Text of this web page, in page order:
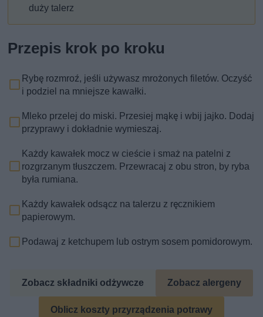
duży talerz
Przepis krok po kroku
Rybę rozmroź, jeśli używasz mrożonych filetów. Oczyść
i podziel na mniejsze kawałki.
Mleko przelej do miski. Przesiej mąkę i wbij jajko. Dodaj
przyprawy i dokładnie wymieszaj.
Każdy kawałek mocz w cieście i smaż na patelni z
rozgrzanym tłuszczem. Przewracaj z obu stron, by ryba
była rumiana.
Każdy kawałek odsącz na talerzu z ręcznikiem
papierowym.
Podawaj z ketchupem lub ostrym sosem pomidorowym.
Zobacz składniki odżywcze Zobacz alergeny
Oblicz koszty przyrządzenia potrawy